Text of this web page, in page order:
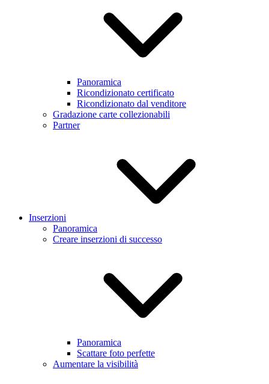
Panoramica
Ricondizionato certificato
Ricondizionato dal venditore
Gradazione carte collezionabili
Partner
Inserzioni
Panoramica
Creare inserzioni di successo
Panoramica
Scattare foto perfette
Aumentare la visibilità